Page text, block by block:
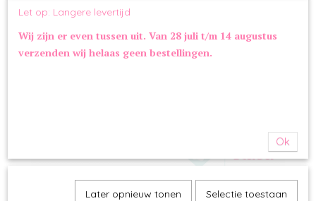
Let op: Langere levertijd
Wij zijn er even tussen uit. Van 28 juli t/m 14 augustus
verzenden wij helaas geen bestellingen.
Ok
Later opnieuw tonen Selectie toestaan